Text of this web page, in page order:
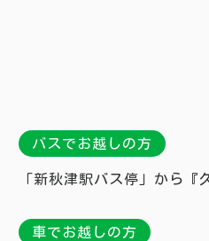
バスでお越しの方
「新秋津駅バス停」から
車でお越しの方